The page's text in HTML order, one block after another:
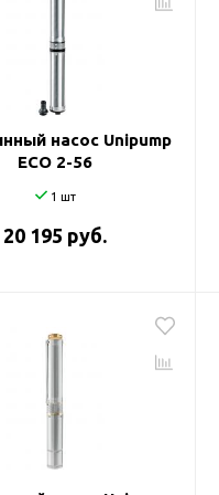
насос Unipump
ECO 2-56
1 шт
20 195 руб.